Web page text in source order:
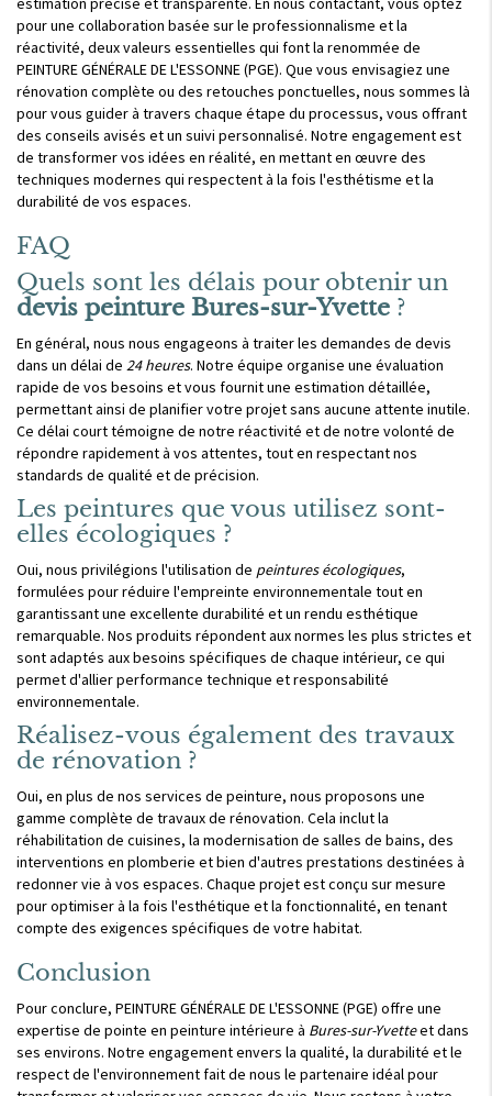
pour une collaboration basée sur le professionnalisme et la
réactivité, deux valeurs essentielles qui font la renommée de
PEINTURE GÉNÉRALE DE L'ESSONNE (PGE). Que vous envisagiez une
rénovation complète ou des retouches ponctuelles, nous sommes là
pour vous guider à travers chaque étape du processus, vous offrant
des conseils avisés et un suivi personnalisé. Notre engagement est
de transformer vos idées en réalité, en mettant en œuvre des
techniques modernes qui respectent à la fois l'esthétisme et la
durabilité de vos espaces.
FAQ
Quels sont les délais pour obtenir un
devis peinture Bures-sur-Yvette ?
En général, nous nous engageons à traiter les demandes de devis
dans un délai de 24 heures. Notre équipe organise une évaluation
rapide de vos besoins et vous fournit une estimation détaillée,
permettant ainsi de planifier votre projet sans aucune attente inutile.
Ce délai court témoigne de notre réactivité et de notre volonté de
répondre rapidement à vos attentes, tout en respectant nos
standards de qualité et de précision.
Les peintures que vous utilisez sont-
elles écologiques ?
Oui, nous privilégions l'utilisation de peintures écologiques,
formulées pour réduire l'empreinte environnementale tout en
garantissant une excellente durabilité et un rendu esthétique
remarquable. Nos produits répondent aux normes les plus strictes et
sont adaptés aux besoins spécifiques de chaque intérieur, ce qui
permet d'allier performance technique et responsabilité
environnementale.
Réalisez-vous également des travaux
de rénovation ?
Oui, en plus de nos services de peinture, nous proposons une
gamme complète de travaux de rénovation. Cela inclut la
réhabilitation de cuisines, la modernisation de salles de bains, des
interventions en plomberie et bien d'autres prestations destinées à
redonner vie à vos espaces. Chaque projet est conçu sur mesure
pour optimiser à la fois l'esthétique et la fonctionnalité, en tenant
compte des exigences spécifiques de votre habitat.
Conclusion
Pour conclure, PEINTURE GÉNÉRALE DE L'ESSONNE (PGE) offre une
expertise de pointe en peinture intérieure à Bures-sur-Yvetteet dans
ses environs. Notre engagement envers la qualité, la durabilité et le
respect de l'environnement fait de nous le partenaire idéal pour